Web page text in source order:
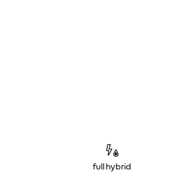
full hybrid